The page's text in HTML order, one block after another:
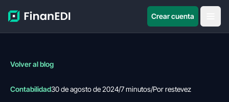
Crear cuenta
Volver al blog
Contabilidad30 de agosto de 2024/7 minutos/Por restevez